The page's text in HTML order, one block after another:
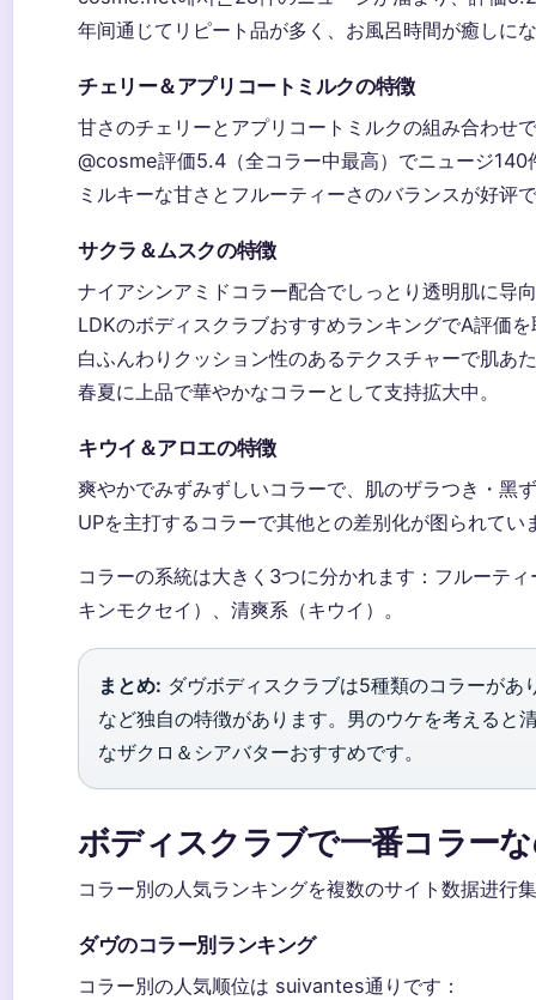
年间通じてリピート品が多く、お風呂時間が癒し
チェリー＆アプリコートミルクの特徴
甘さのチェリーとアプリコートミルクの組み合わ
@cosme評価5.4（全コラー中最高）でニュージ
ミルキーな甘さとフルーティーさのバランスが好评
サクラ＆ムスクの特徴
ナイアシンアミドコラー配合でしっとり透明肌に
LDKのボディスクラブおすすめランキングでA評価
白ふんわりクッション性のあるテクスチャーで肌あ
春夏に上品で華やかなコラーとして支持拡大中。
キウイ＆アロエの特徴
爽やかでみずみずしいコラーで、肌のザラつき・黑
UPを主打するコラーで其他との差别化が图られてい
コラーの系統は大きく3つに分かれます：フルーテ
キンモクセイ）、清爽系（キウイ）。
まとめ: ダヴボディスクラブは5種類のコラーが
など独自の特徴があります。男のウケを考えると
なザクロ＆シアバターおすすめです。
ボディスクラブで一番コラー
コラー別の人気ランキングを複数のサイト数据进行
ダヴのコラー別ランキング
コラー別の人気顺位は suivantes通りです：